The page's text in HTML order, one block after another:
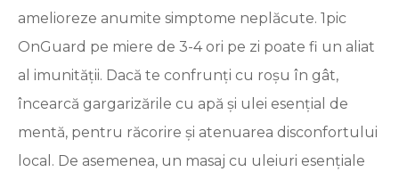
amelioreze anumite simptome neplăcute. 1pic
OnGuard pe miere de 3-4 ori pe zi poate fi un aliat
al imunității. Dacă te confrunți cu roșu în gât,
încearcă gargarizările cu apă și ulei esențial de
mentă, pentru răcorire și atenuarea disconfortului
local. De asemenea, un masaj cu uleiuri esențiale